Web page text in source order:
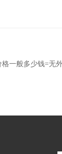
少钱=无外桶洗衣机(